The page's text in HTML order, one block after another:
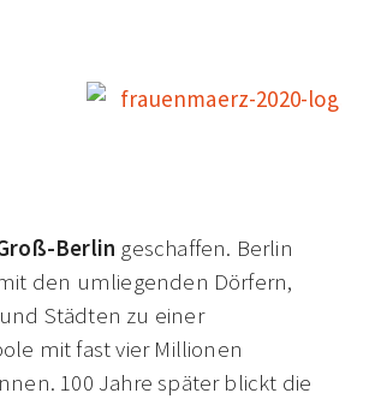
Berlin geschaffen. Berlin
den umliegenden Dörfern,
Städten zu einer
mit fast vier Millionen
100 Jahre später blickt die